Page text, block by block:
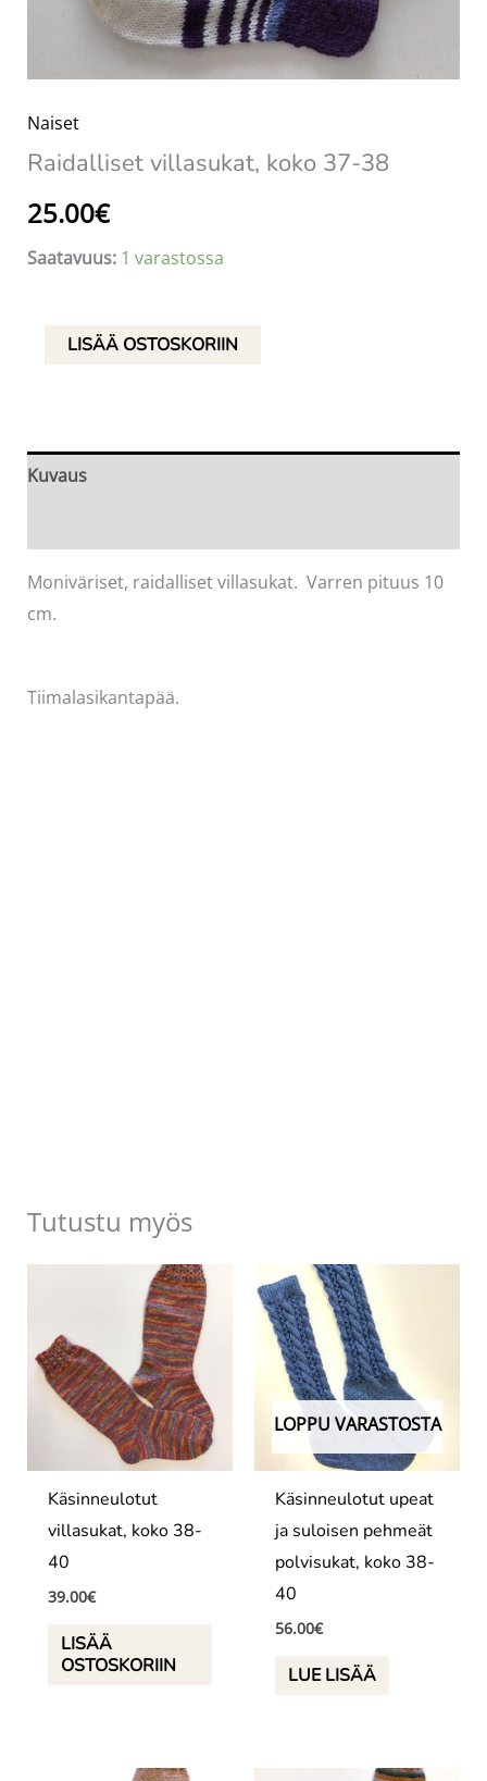
Naiset
Raidalliset villasukat, koko 37-38
25.00€
Saatavuus: 1 varastossa
Raidalliset
38
LISÄÄ OSTOSKORIIN
Kuvaus
Moniväriset, raidalliset villasukat. Varren pituus 10
cm.
Tiimalasikantapää.
Tutustu myös
Käsinneulotut
villasukat, koko 38-
40
39.00€
LISÄÄ
OSTOSKORIIN
LOPPU VARASTOSTA
Käsinneulotut upeat
ja suloisen pehmeät
polvisukat, koko 38-
40
56.00€
LUE LISÄÄ